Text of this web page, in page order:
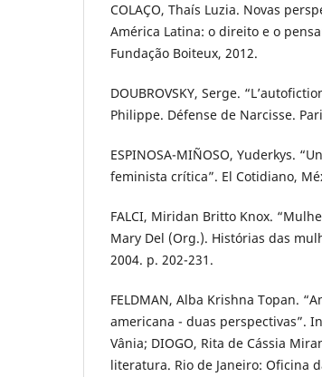
COLAÇO, Thaís Luzia. Novas
América Latina: o direito e o
Fundação Boiteux, 2012.
DOUBROVSKY, Serge.
Philippe. Défense de Narcisse.
ESPINOSA-MIÑOSO, Yuderkys.
feminista crítica”. El Cotidiano,
FALCI, Miridan Britto Knox.
Mary Del (Org.). Histórias das
2004. p. 202-231.
FELDMAN, Alba Krishna Topan.
americana - duas perspectivas”.
Vânia; DIOGO, Rita de Cássia
literatura. Rio de Janeiro: Oficina